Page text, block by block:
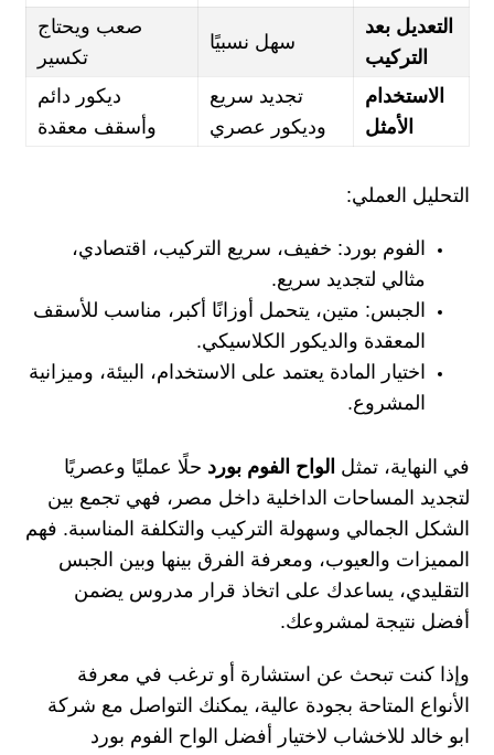
التعديل بعد
التركيب
سهل نسبيًا
صعب ويحتاج
تكسير
الاستخدام
الأمثل
تجديد سريع
وديكور عصري
ديكور دائم
وأسقف معقدة
التحليل العملي:
الفوم بورد: خفيف، سريع التركيب، اقتصادي،
مثالي لتجديد سريع.
الجبس: متين، يتحمل أوزانًا أكبر، مناسب للأسقف
المعقدة والديكور الكلاسيكي.
اختيار المادة يعتمد على الاستخدام، البيئة، وميزانية
المشروع.
في النهاية، تمثل الواح الفوم بورد حلًا عمليًا وعصريًا
لتجديد المساحات الداخلية داخل مصر، فهي تجمع بين
الشكل الجمالي وسهولة التركيب والتكلفة المناسبة. فهم
المميزات والعيوب، ومعرفة الفرق بينها وبين الجبس
التقليدي، يساعدك على اتخاذ قرار مدروس يضمن
أفضل نتيجة لمشروعك.
وإذا كنت تبحث عن استشارة أو ترغب في معرفة
الأنواع المتاحة بجودة عالية، يمكنك التواصل مع شركة
ابو خالد للاخشاب لاختيار أفضل الواح الفوم بورد